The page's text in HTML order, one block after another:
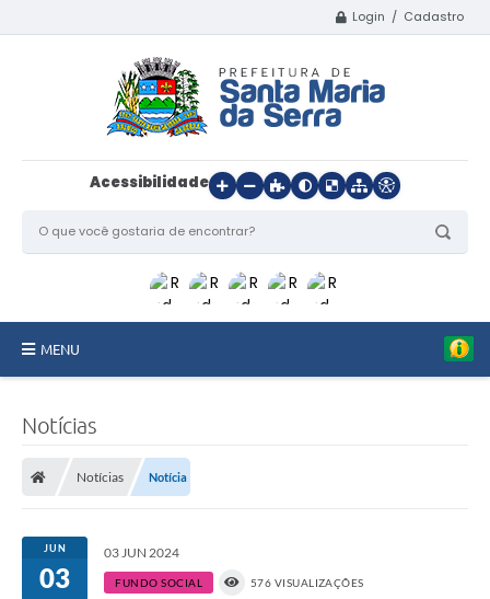
Login / Cadastro
Acessibilidade
MENU
Departamentos
Cultura
Notícias
Notícias Notícia
JUN
03
03 JUN 2024
FUNDO SOCIAL 576 VISUALIZAÇÕES